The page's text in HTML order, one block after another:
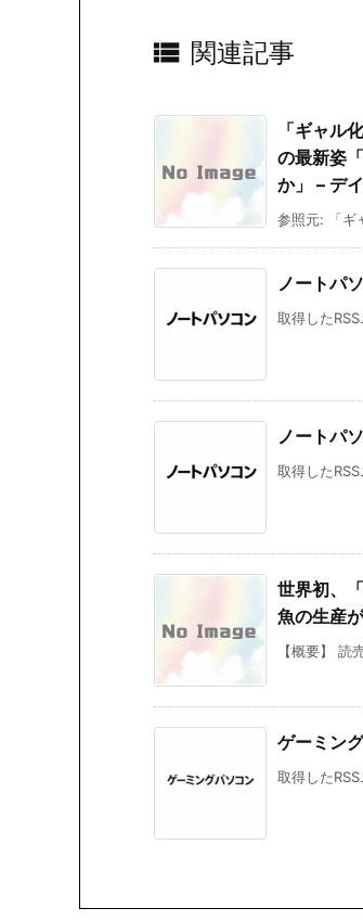
 関連記事
「ギャル
の最新姿
か」 – デ
参照元: 「ギ
ノートパ
取得した
ノートパ
取得した
世界初、
魚の生産
【概要】
ゲーミン
取得した